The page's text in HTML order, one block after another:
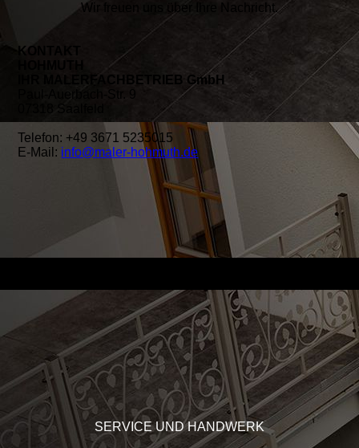
Wir freuen uns über Ihre Nachricht.
KONTAKT
IHR MALERFACHBETRIEB GmbH
Paul-Auerbach-Str. 9
07318 Saalfeld
Telefon: +49 3671 5235015
E-Mail: info@maler-hohmuth.de
SERVICE UND HANDWERK